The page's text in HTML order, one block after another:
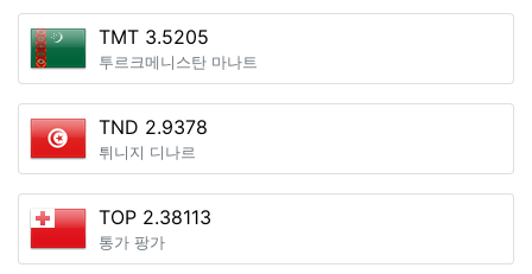
TMT 3.5205
투르크메니스탄 마나트
TND 2.9378
튀니지 디나르
TOP 2.38113
통가 팡가